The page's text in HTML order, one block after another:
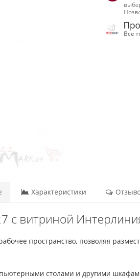
Все
Характеристики
с витриной
пространство, позволяя
столами и другими